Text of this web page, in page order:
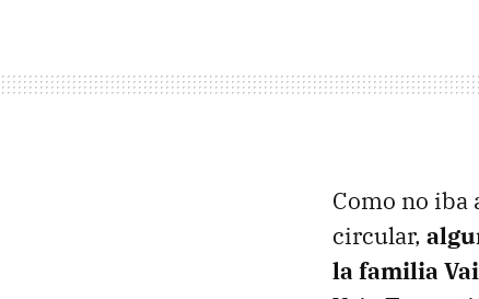
Como no iba
circular,
la familia